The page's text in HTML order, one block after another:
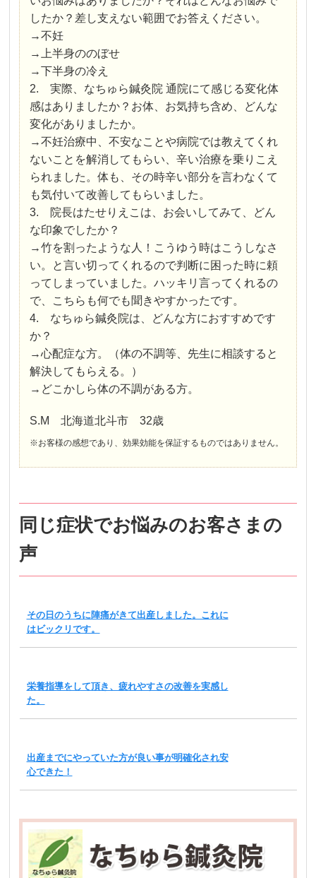
したか？差し支えない範囲でお答えください。
→不妊
→上半身ののぼせ
→下半身の冷え
2. 実際、なちゅら鍼灸院 通院にて感じる変化体
感はありましたか？お体、お気持ち含め、どんな
変化がありましたか。
→不妊治療中、不安なことや病院では教えてくれ
ないことを解消してもらい、辛い治療を乗りこえ
られました。体も、その時辛い部分を言わなくて
も気付いて改善してもらいました。
3. 院長はたせりえこは、お会いしてみて、どん
な印象でしたか？
→竹を割ったような人！こうゆう時はこうしなさ
い。と言い切ってくれるので判断に困った時に頼
ってしまっていました。ハッキリ言ってくれるの
で、こちらも何でも聞きやすかったです。
4. なちゅら鍼灸院は、どんな方におすすめです
か？
→心配症な方。（体の不調等、先生に相談すると
解決してもらえる。）
→どこかしら体の不調がある方。
S.M 北海道北斗市 32歳
※お客様の感想であり、効果効能を保証するものではありません。
同じ症状でお悩みのお客さまの
声
その日のうちに陣痛がきて出産しました。これに
はビックリです。
栄養指導をして頂き、疲れやすさの改善を実感し
た。
出産までにやっていた方が良い事が明確化され安
心できた！